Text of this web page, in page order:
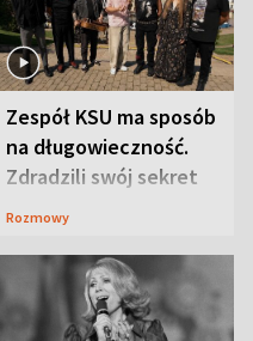
Zespół KSU ma sposób
na długowieczność.
Zdradzili swój sekret
Rozmowy